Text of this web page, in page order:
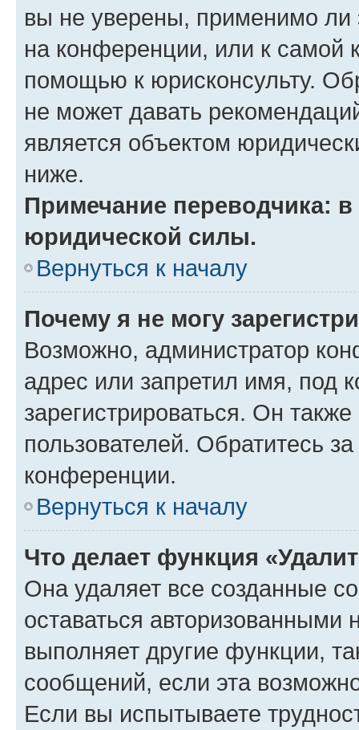
вы не уверены, применимо ли
на конференции, или к самой
помощью к юрисконсульту.
не может давать
является объектом
ниже.
Примечание переводчика:
юридической силы.
Вернуться к началу
Почему я не могу
Возможно, администратор
адрес или запретил имя, под
зарегистрироваться. Он
пользователей. Обратитесь
конференции.
Вернуться к началу
Что делает функция
Она удаляет все созданные
оставаться авторизованными
выполняет другие функции,
сообщений, если эта
Если вы испытываете